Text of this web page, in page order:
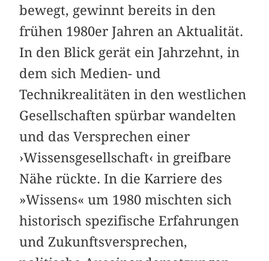
bewegt, gewinnt bereits in den
frühen 1980er Jahren an Aktualität.
In den Blick gerät ein Jahrzehnt, in
dem sich Medien- und
Technikrealitäten in den westlichen
Gesellschaften spürbar wandelten
und das Versprechen einer
›Wissensgesellschaft‹ in greifbare
Nähe rückte. In die Karriere des
»Wissens« um 1980 mischten sich
historisch spezifische Erfahrungen
und Zukunftsversprechen,